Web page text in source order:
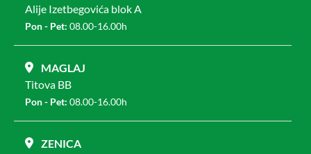
Alije Izetbegovića blok A
Pon - Pet: 08.00-16.00h
MAGLAJ
Titova BB
Pon - Pet: 08.00-16.00h
ZENICA